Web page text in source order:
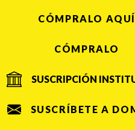
CÓMPRALO AQUÍ
CÓMPRALO
SUSCRIPCIÓN
SUSCRÍBETE A